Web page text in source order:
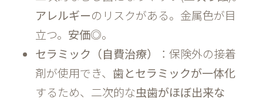
アレルギーのリスクがある。金属色が目
立つ。 安価◎。
セラミック（自費治療）
：保険外の接着
剤が使用でき、 歯とセラミックが一体化
するため、二次的な虫歯がほぼ出来な